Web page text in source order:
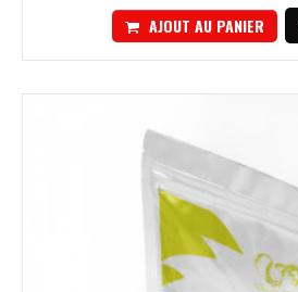
AJOUT AU PANIER